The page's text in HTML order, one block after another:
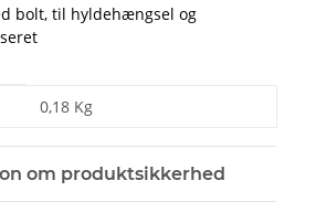
bolt, til hyldehængsel og
0,18 Kg
om produktsikkerhed